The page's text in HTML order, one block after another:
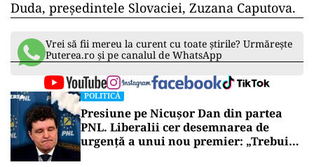
Duda, preşedintele Slovaciei, Zuzana Caputova.
Vrei să fii mereu la curent cu toate știrile? Urmărește
Puterea.ro și pe canalul de WhatsApp
POLITICĂ
Presiune pe Nicușor Dan din partea
PNL. Liberalii cer desemnarea de
urgență a unui nou premier: „Trebuie